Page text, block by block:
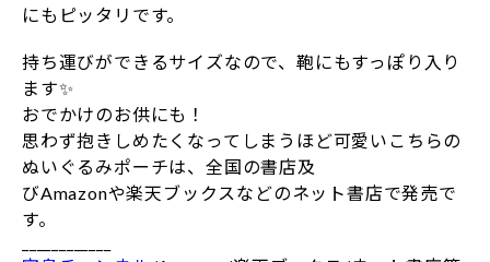
にもピッタリです。
持ち運びができるサイズなので、鞄にもすっぽり入り
ます✨
おでかけのお供にも！
思わず抱きしめたくなってしまうほど可愛いこちらの
ぬいぐるみポーチは、全国の書店及
びAmazonや楽天ブックスなどのネット書店で発売で
す。